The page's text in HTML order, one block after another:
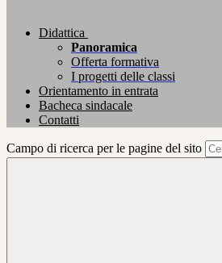
Didattica
Panoramica
Offerta formativa
I progetti delle classi
Orientamento in entrata
Bacheca sindacale
Contatti
Campo di ricerca per le pagine del sito